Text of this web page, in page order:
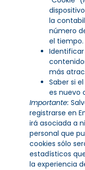
la
número
el tiempo.
más
Saber si
es nuevo
Importante:
registrarse en
irá asociada a
personal que
cookies sólo
estadísticos
la experiencia